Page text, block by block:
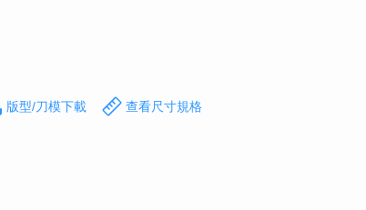
版型/刀模下載 查看尺寸規格